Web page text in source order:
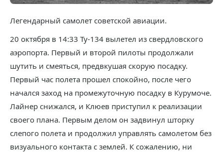
Легендарный самолет советской авиации.
20 октября в 14:33 Ту-134 вылетел из свердловского
аэропорта. Первый и второй пилоты продолжали
шутить и смеяться, предвкушая скорую посадку.
Первый час полета прошел спокойно, после чего
начался заход на промежуточную посадку в Курумоче.
Лайнер снижался, и Клюев приступил к реализации
своего плана. Первым делом он задвинул шторку
слепого полета и продолжил управлять самолетом без
визуального контакта с землей. К сожалению, ни